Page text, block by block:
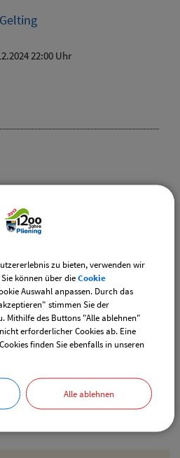
22:00 Uhr
als VCS-Kalenderdatei
als iCal-Kalenderdatei
Drucken
zu bieten, verwenden wir
können über dieCookie
Auswahl anpassen. Durch das
stimmen Sie der
Mithilfe des Buttons "Alle ablehnen"
erforderlicher Cookies ab. Eine
finden Sie ebenfalls in unseren
Alle ablehnen